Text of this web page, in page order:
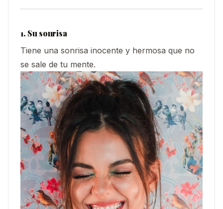
1. Su sonrisa
Tiene una sonrisa inocente y hermosa que no
se sale de tu mente.